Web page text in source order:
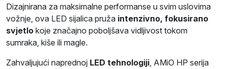
Dizajnirana za maksimalne performanse u svim uslovima
vožnje, ova LED sijalica pruža intenzivno, fokusirano
svjetlo koje značajno poboljšava vidljivost tokom
sumraka, kiše ili magle.
Zahvaljujući naprednoj LED tehnologiji, AMiO HP serija